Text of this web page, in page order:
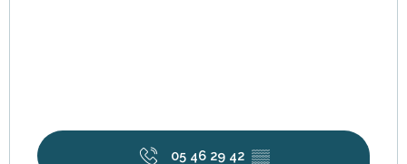
05 46 29 42 ▒▒